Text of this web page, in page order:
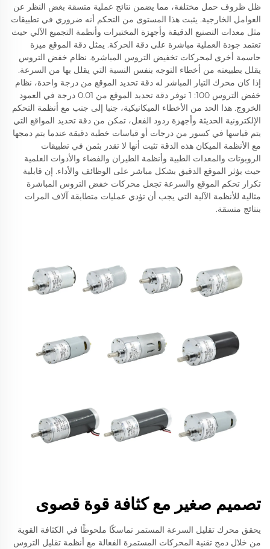
ظل ظروف حمل مختلفة، مما يضمن نتائج عملية متسقة بغض النظر عن
العوامل الخارجية. يثبت هذا المستوى من التحكم أنه ضروري في تطبيقات
مثل معدات التصنيع الدقيقة وأجهزة المختبرات وأنظمة التجميع الآلي حيث
تعتمد جودة العملية مباشرة على دقة الحركة. يمثل دقة الموقع ميزة
حاسمة أخرى لمحركات تخفيض التروس المباشرة. نظام خفض التروس
يقلل بطبيعته من أخطاء التوجه بنفس النسبة التي يقلل بها من السرعة.
إذا كان محرك التيار المباشر له دقة تحديد الموقع من درجة واحدة، نظام
خفض التروس 100: 1 توفر دقة تحديد الموقع من 0.01 درجة في العمود
الخروج. هذا الحد من الأخطاء الميكانيكية، جنبا إلى جنب مع أنظمة التحكم
الإلكترونية الحديثة وأجهزة ردود الفعل، تمكن من دقة تحديد المواقع التي
يتم قياسها في كسور من درجات أو قياسات خطية دقيقة عندما يتم دمجها
مع الأنظمة الميكان هذه الدقة تثبت أنها لا تقدر بثمن في تطبيقات
الروبوتات والمعدات الطبية وأنظمة الطيران والفضاء والأدوات العلمية
حيث يؤثر الموقع الدقيق بشكل مباشر على الوظائف والأداء. إن قابلية
تكرار تحكم الموقع والسرعة تجعل محركات خفض التروس المباشرة
مثالية للأنظمة الآلية التي يجب أن تؤدي عمليات متطابقة آلاف المرات
بنتائج متسقة.
تصميم صغير مع كثافة قوة قصوى
يحقق محرك تقليل السرعة المستمر تماسكًا ملحوظًا في الكثافة القوية
من خلال دمج تقنية المحركات المستمرة الفعالة مع أنظمة تقليل التروس